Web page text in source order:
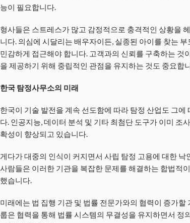
능이 필요합니다.
형사들은 스트레스가 많고 감정적으로 충격적인 상황을
니다. 의심에 시달리는 배우자이든, 실종된 아이를 찾는
민감하게 접근해야 합니다. 고객과의 신뢰를 구축하는 것
을 제공하기 위해 중립적인 관점을 유지하는 것도 중요합
한국 탐정사무소의 미래
한국이 기술 발전을 계속 선도함에 따라 탐정 산업도 그에
다. 인공지능, 데이터 분석 및 기타 최첨단 도구가 이미 조
확성이 향상되고 있습니다.
게다가 대중의 인식이 커지면서 사립 탐정 고용에 대한 낙
사람들은 이러한 기관을 복잡한 문제를 해결하는 합법적
했습니다.
미래에는 법 집행 기관 및 법률 전문가와의 협력이 증가할
룹은 협력을 통해 법률 시스템의 무결성을 유지하면서 정